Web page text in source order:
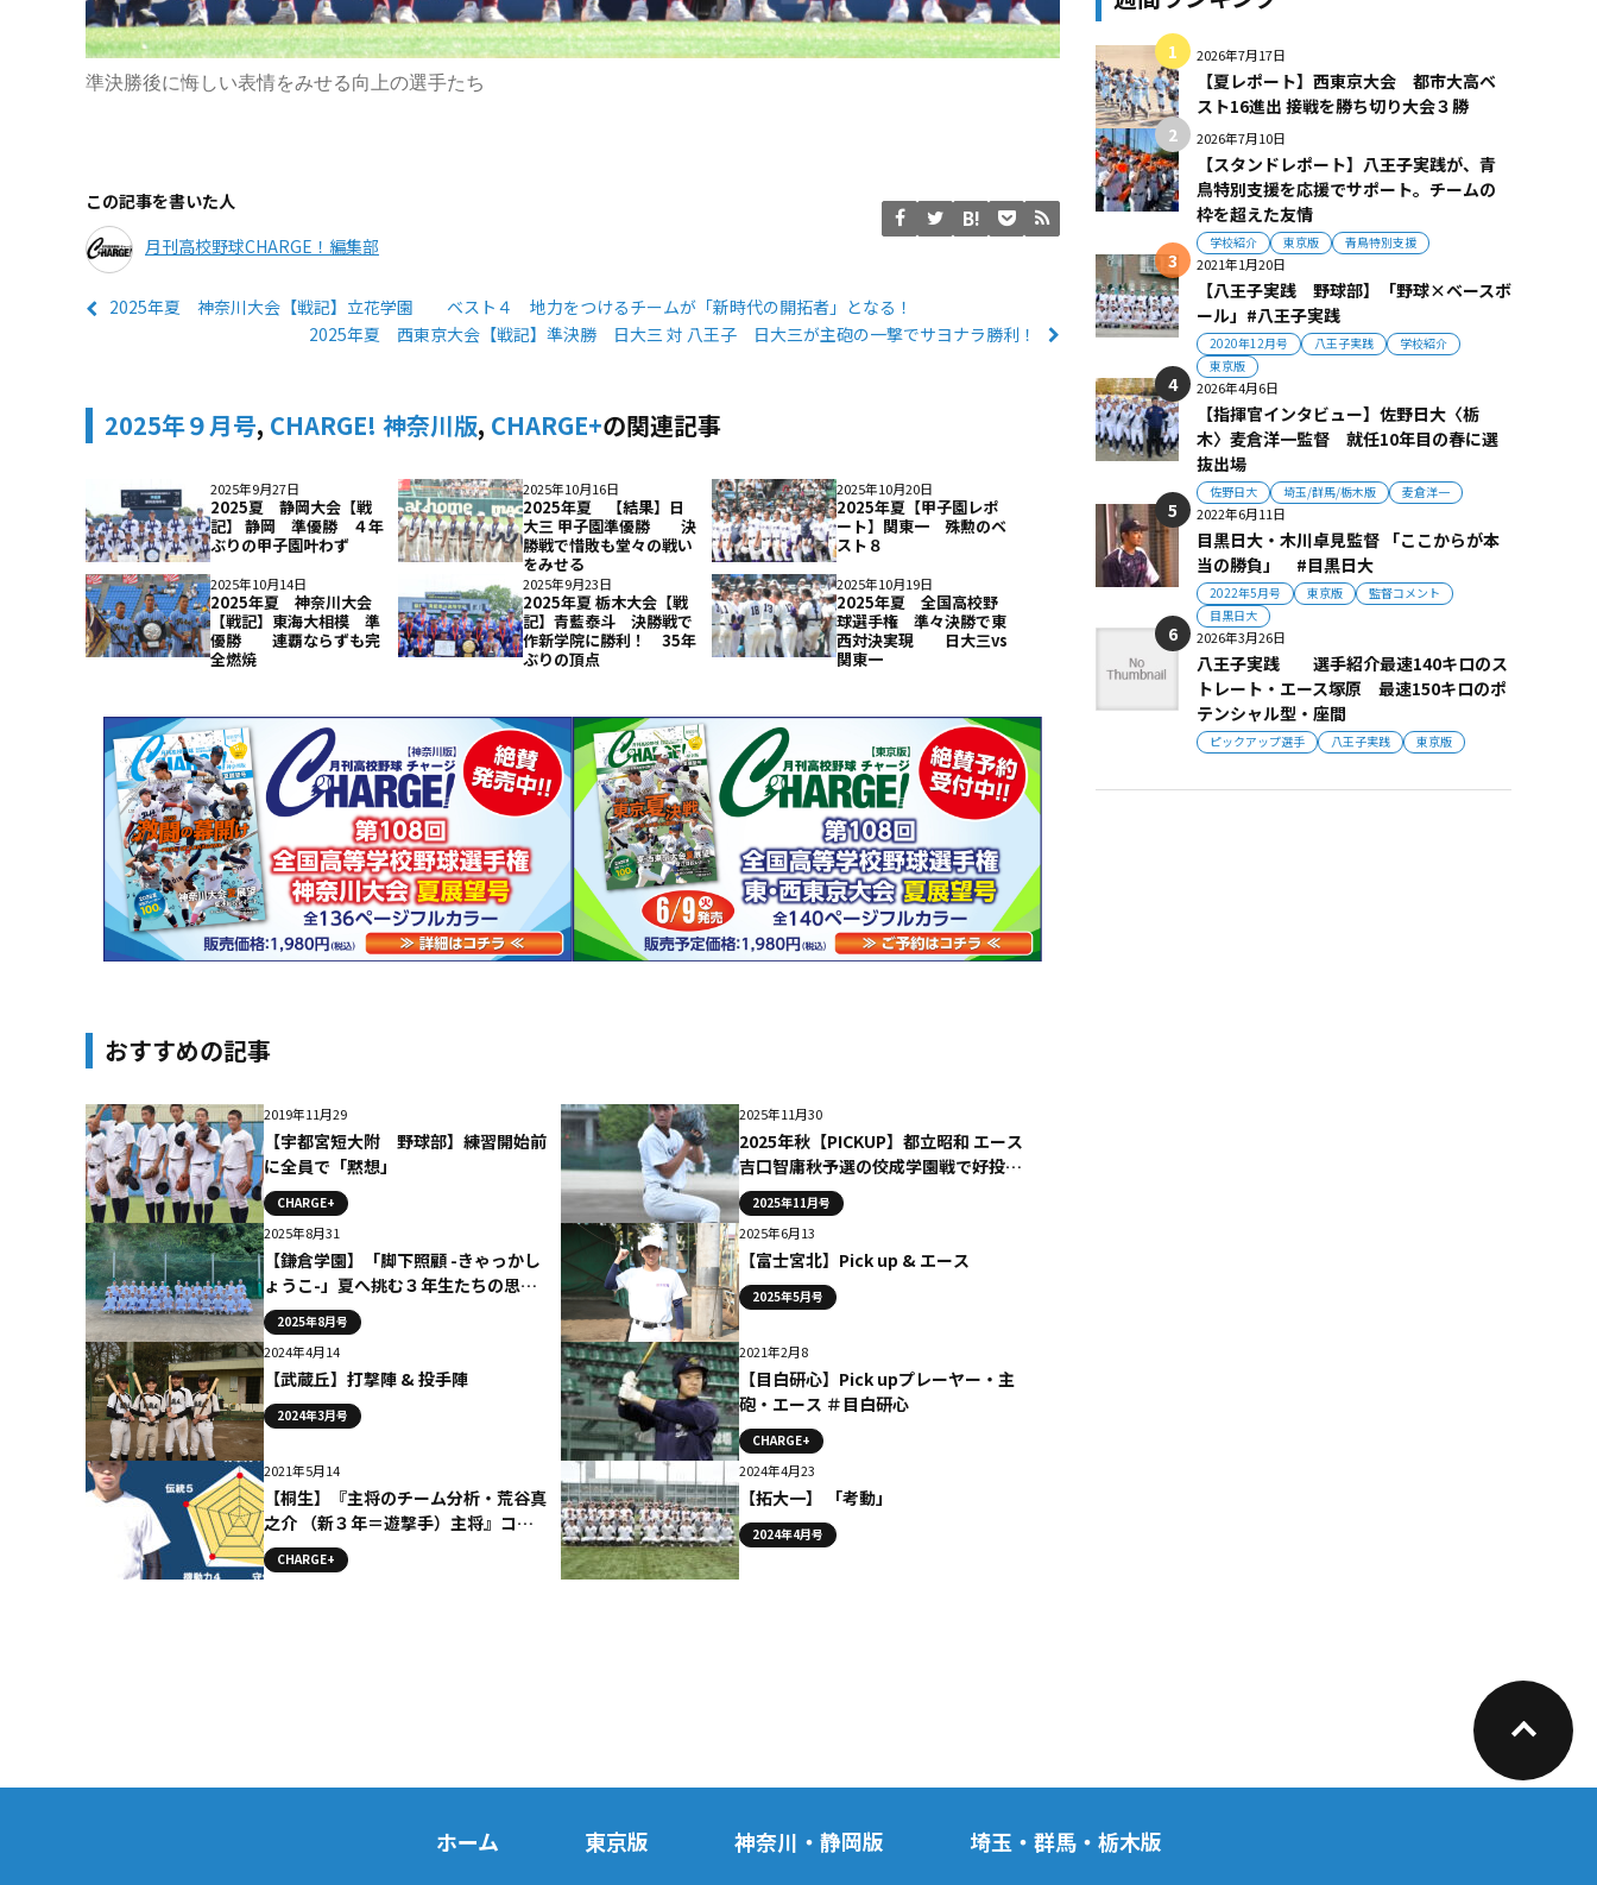
準決勝後に悔しい表情をみせる向上の選手たち
この記事を書いた人
月刊高校野球CHARGE！編集部
2025年夏 神奈川大会【戦記】立花学園 ベスト４ 地力をつけるチームが「新時代の開拓者」となる！
2025年夏 西東京大会【戦記】準決勝 日大三 対 八王子 日大三が主砲の一撃でサヨナラ勝利！
2025年９月号, CHARGE! 神奈川版, CHARGE+の関連記事
2025年9月27日
2025夏 静岡大会【戦
記】 静岡 準優勝 ４年
ぶりの甲子園叶わず
2025年10月16日
2025年夏 【結果】日
大三 甲子園準優勝 決
勝戦で惜敗も堂々の戦い
をみせる
2025年10月20日
2025年夏【甲子園レポ
ート】関東一 殊勲のベ
スト８
2025年10月14日
2025年夏 神奈川大会
【戦記】東海大相模 準
優勝 連覇ならずも完
全燃焼
2025年9月23日
2025年夏 栃木大会【戦
記】青藍泰斗 決勝戦で
作新学院に勝利！ 35年
ぶりの頂点
2025年10月19日
2025年夏 全国高校野
球選手権 準々決勝で東
西対決実現 日大三vs
関東一
おすすめの記事
2019年11月29
【宇都宮短大附 野球部】練習開始前
に全員で「黙想」
CHARGE+
2025年11月30
2025年秋【PICKUP】都立昭和 エース
吉口智庸秋予選の佼成学園戦で好投し
た都立屈指のサウスポー
2025年11月号
2025年8月31
【鎌倉学園】「脚下照顧 -きゃっかし
ょうこ-」夏へ挑む３年生たちの思い
（2025年７月20日号掲載）
2025年8月号
2025年6月13
【富士宮北】Pick up & エース
2025年5月号
2024年4月14
【武蔵丘】打撃陣 & 投手陣
2024年3月号
2021年2月8
【目白研心】Pick upプレーヤー・主
砲・エース ＃目白研心
CHARGE+
2021年5月14
【桐生】『主将のチーム分析・荒谷真
之介 （新３年＝遊撃手）主将』コラ
ム #桐生
CHARGE+
2024年4月23
【拓大一】 「考動」
2024年4月号
2026年7月17日
【夏レポート】西東京大会 都市大高ベ
スト16進出 接戦を勝ち切り大会３勝
2026年7月10日
【スタンドレポート】八王子実践が、青
鳥特別支援を応援でサポート。チームの
枠を超えた友情
学校紹介 東京版 青鳥特別支援
2021年1月20日
【八王子実践 野球部】「野球×ベースボ
ール」#八王子実践
2020年12月号 八王子実践
学校紹介
東京版
2026年4月6日
【指揮官インタビュー】佐野日大〈栃
木〉麦倉洋一監督 就任10年目の春に選
抜出場
佐野日大 埼玉/群馬/栃木版 麦倉洋一
2022年6月11日
目黒日大・木川卓見監督 「ここからが本
当の勝負」 #目黒日大
2022年5月号 東京版
監督コメント
目黒日大
2026年3月26日
八王子実践 選手紹介最速140キロのス
トレート・エース塚原 最速150キロのポ
テンシャル型・座間
ピックアップ選手 八王子実践 東京版
ホーム 東京版 神奈川・静岡版 埼玉・群馬・栃木版